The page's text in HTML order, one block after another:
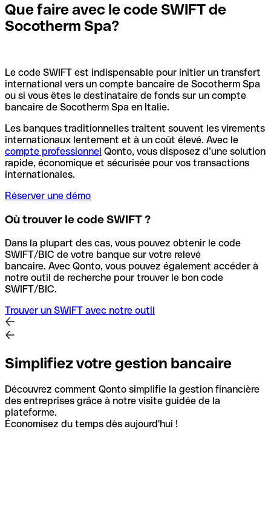
Que faire avec le code SWIFT de
Socotherm Spa?
Le code SWIFT est indispensable pour initier un transfert
international vers un compte bancaire de Socotherm Spa
ou si vous êtes le destinataire de fonds sur un compte
bancaire de Socotherm Spa en Italie.
Les banques traditionnelles traitent souvent les virements
internationaux lentement et à un coût élevé. Avec le
compte professionnel Qonto, vous disposez d’une solution
rapide, économique et sécurisée pour vos transactions
internationales.
Réserver une démo
Où trouver le code SWIFT ?
Dans la plupart des cas, vous pouvez obtenir le code
SWIFT/BIC de votre banque sur votre relevé
bancaire. Avec Qonto, vous pouvez également accéder à
notre outil de recherche pour trouver le bon code
SWIFT/BIC.
Trouver un SWIFT avec notre outil
Simplifiez votre gestion bancaire
Découvrez comment Qonto simplifie la gestion financière
des entreprises grâce à notre visite guidée de la
plateforme.
Économisez du temps dès aujourd'hui !